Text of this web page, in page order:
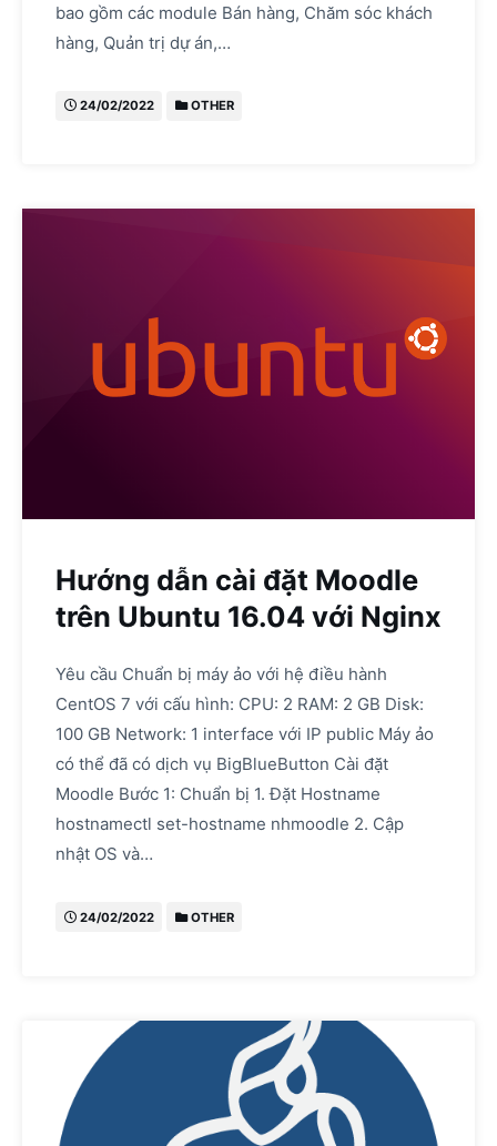
bao gồm các module Bán hàng, Chăm sóc khách
hàng, Quản trị dự án,…
24/02/2022 OTHER
Hướng dẫn cài đặt Moodle
trên Ubuntu 16.04 với Nginx
Yêu cầu Chuẩn bị máy ảo với hệ điều hành
CentOS 7 với cấu hình: CPU: 2 RAM: 2 GB Disk:
100 GB Network: 1 interface với IP public Máy ảo
có thể đã có dịch vụ BigBlueButton Cài đặt
Moodle Bước 1: Chuẩn bị 1. Đặt Hostname
hostnamectl set-hostname nhmoodle 2. Cập
nhật OS và…
24/02/2022 OTHER